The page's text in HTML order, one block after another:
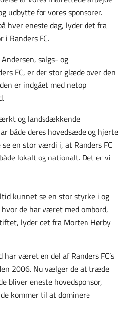
udbytte for vores sponsorer.
hver eneste dag, lyder det fra
i Randers FC.
salgs- og
FC, er der stor glæde over den
er indgået med netop
og landsdækkende
både deres hovedsæde og hjerte
se en stor værdi i, at Randers FC
lokalt og nationalt. Det er vi
kunnet se en stor styrke i og
de har været med ombord,
lyder det fra Morten Hørby
har været en del af Randers FC’s
2006. Nu vælger de at træde
bliver eneste hovedsponsor,
kommer til at dominere